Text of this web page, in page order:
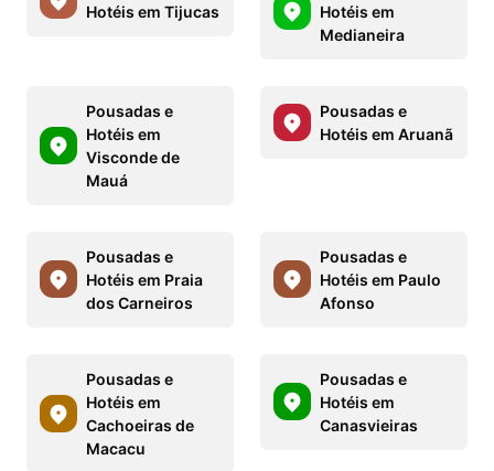
Hotéis em Tijucas
Hotéis em
Medianeira
Pousadas e
Hotéis em
Visconde de
Mauá
Pousadas e
Hotéis em Aruanã
Pousadas e
Hotéis em Praia
dos Carneiros
Pousadas e
Hotéis em Paulo
Afonso
Pousadas e
Hotéis em
Cachoeiras de
Macacu
Pousadas e
Hotéis em
Canasvieiras